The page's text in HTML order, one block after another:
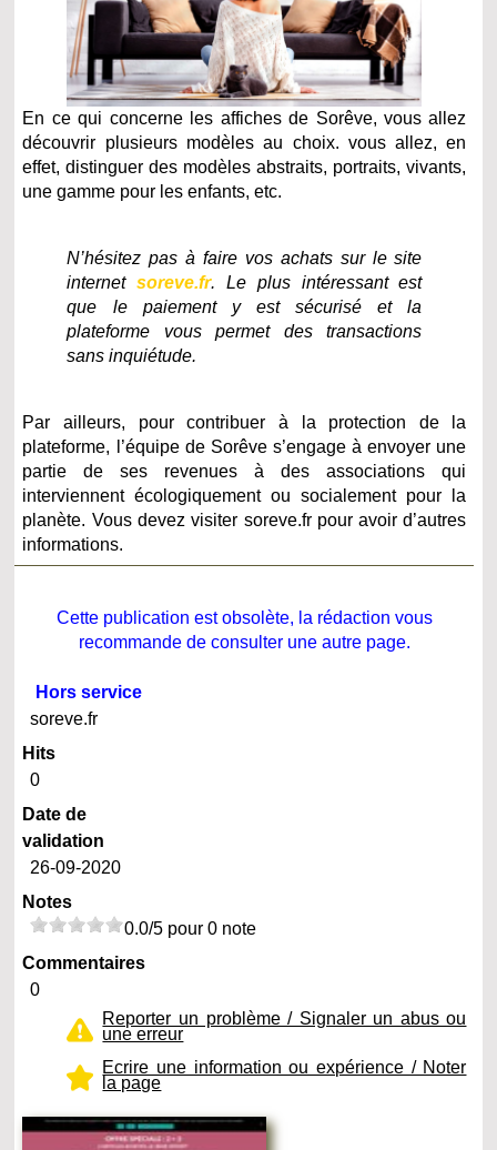
En ce qui concerne les affiches de Sorêve, vous allez
découvrir plusieurs modèles au choix. vous allez, en
effet, distinguer des modèles abstraits, portraits, vivants,
une gamme pour les enfants, etc.
N’hésitez pas à faire vos achats sur le site
internetsoreve.fr. Le plus intéressant est
que le paiement y est sécurisé et la
plateforme vous permet des transactions
sans inquiétude.
Par ailleurs, pour contribuer à la protection de la
plateforme, l’équipe de Sorêve s’engage à envoyer une
partie de ses revenues à des associations qui
interviennent écologiquement ou socialement pour la
planète. Vous devez visiter soreve.fr pour avoir d’autres
informations.
Cette publication est obsolète, la rédaction vous
recommande de consulter une autre page.
Hors service
soreve.fr
Hits
0
Date de
validation
26-09-2020
Notes
0.0/5 pour 0 note
Commentaires
0
Reporter un problème / Signaler un abus ou
une erreur
Ecrire une information ou expérience / Noter
la page